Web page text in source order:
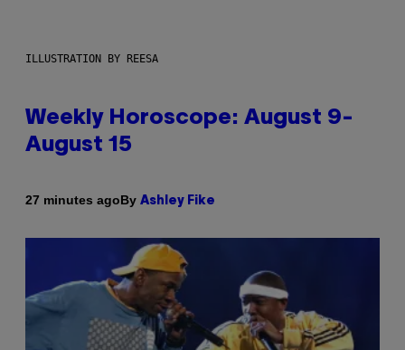
ILLUSTRATION BY REESA
Weekly Horoscope: August 9-
August 15
27 minutes agoBy Ashley Fike